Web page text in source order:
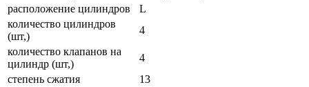
расположение цилиндров
L
количество цилиндров
(шт,)
4
количество клапанов на
цилиндр (шт,)
4
степень сжатия
13